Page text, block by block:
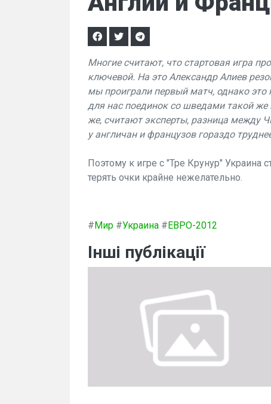
Многие считают, что стартовая игра
ключевой. На это Александр Алиев
мы проиграли первый матч, однако
для нас поединок со шведами такой
же, считают эксперты, разница между
у англичан и французов гораздо
Поэтому к игре с "Тре Крунур" Украина
терять очки крайне нежелательно.
#Мир #Украина #ЕВРО-2012
Інші публікації